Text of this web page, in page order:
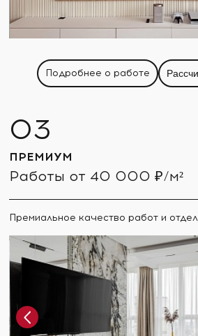
Подробнее о работе
ПРЕМИУМ
Работы от 40 000 ₽/м²
Премиальное качество работ и